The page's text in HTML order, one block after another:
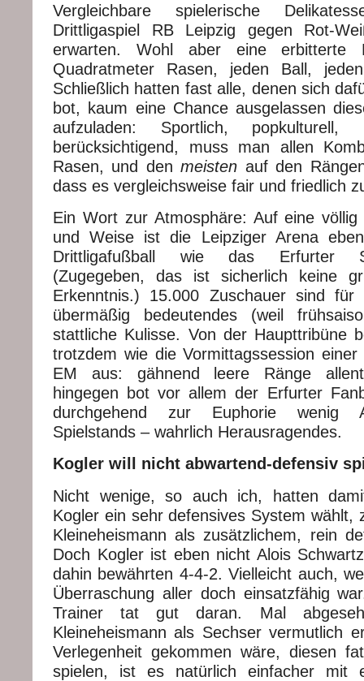
Vergleichbare spielerische
Drittligaspiel RB Leipzig gegen Rot-
erwarten. Wohl aber eine erbitterte
Quadratmeter Rasen, jeden Ball,
Schließlich hatten fast alle, denen sich
bot, kaum eine Chance ausgelassen
aufzuladen: Sportlich, popkulturell,
berücksichtigend, muss man allen
Rasen, und denmeisten auf den
dass es vergleichsweise fair und friedlich
Ein Wort zur Atmosphäre: Auf eine völlig
und Weise ist die Leipziger Arena
Drittligafußball wie das Erfurter
(Zugegeben, das ist sicherlich keine
Erkenntnis.) 15.000 Zuschauer sind
übermäßig bedeutendes (weil
stattliche Kulisse. Von der Haupttribüne
trotzdem wie die Vormittagssession einer
EM aus: gähnend leere Ränge
hingegen bot vor allem der Erfurter
durchgehend zur Euphorie wenig
Spielstands – wahrlich Herausragendes.
Kogler will nicht abwartend-defensiv
Nicht wenige, so auch ich, hatten
Kogler ein sehr defensives System wählt,
Kleineheismann als zusätzlichem, rein
Doch Kogler ist eben nicht Alois
dahin bewährten 4-4-2. Vielleicht auch,
Überraschung aller doch einsatzfähig
Trainer tat gut daran. Mal
Kleineheismann als Sechser vermutlich
Verlegenheit gekommen wäre, diesen
spielen, ist es natürlich einfacher mit